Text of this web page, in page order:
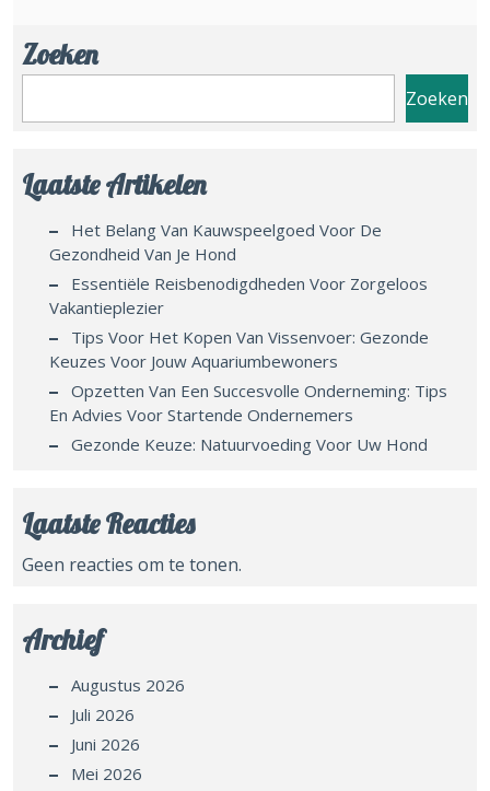
Zoeken
Zoeken
Laatste Artikelen
Het Belang Van Kauwspeelgoed Voor De
Gezondheid Van Je Hond
Essentiële Reisbenodigdheden Voor Zorgeloos
Vakantieplezier
Tips Voor Het Kopen Van Vissenvoer: Gezonde
Keuzes Voor Jouw Aquariumbewoners
Opzetten Van Een Succesvolle Onderneming: Tips
En Advies Voor Startende Ondernemers
Gezonde Keuze: Natuurvoeding Voor Uw Hond
Laatste Reacties
Geen reacties om te tonen.
Archief
Augustus 2026
Juli 2026
Juni 2026
Mei 2026